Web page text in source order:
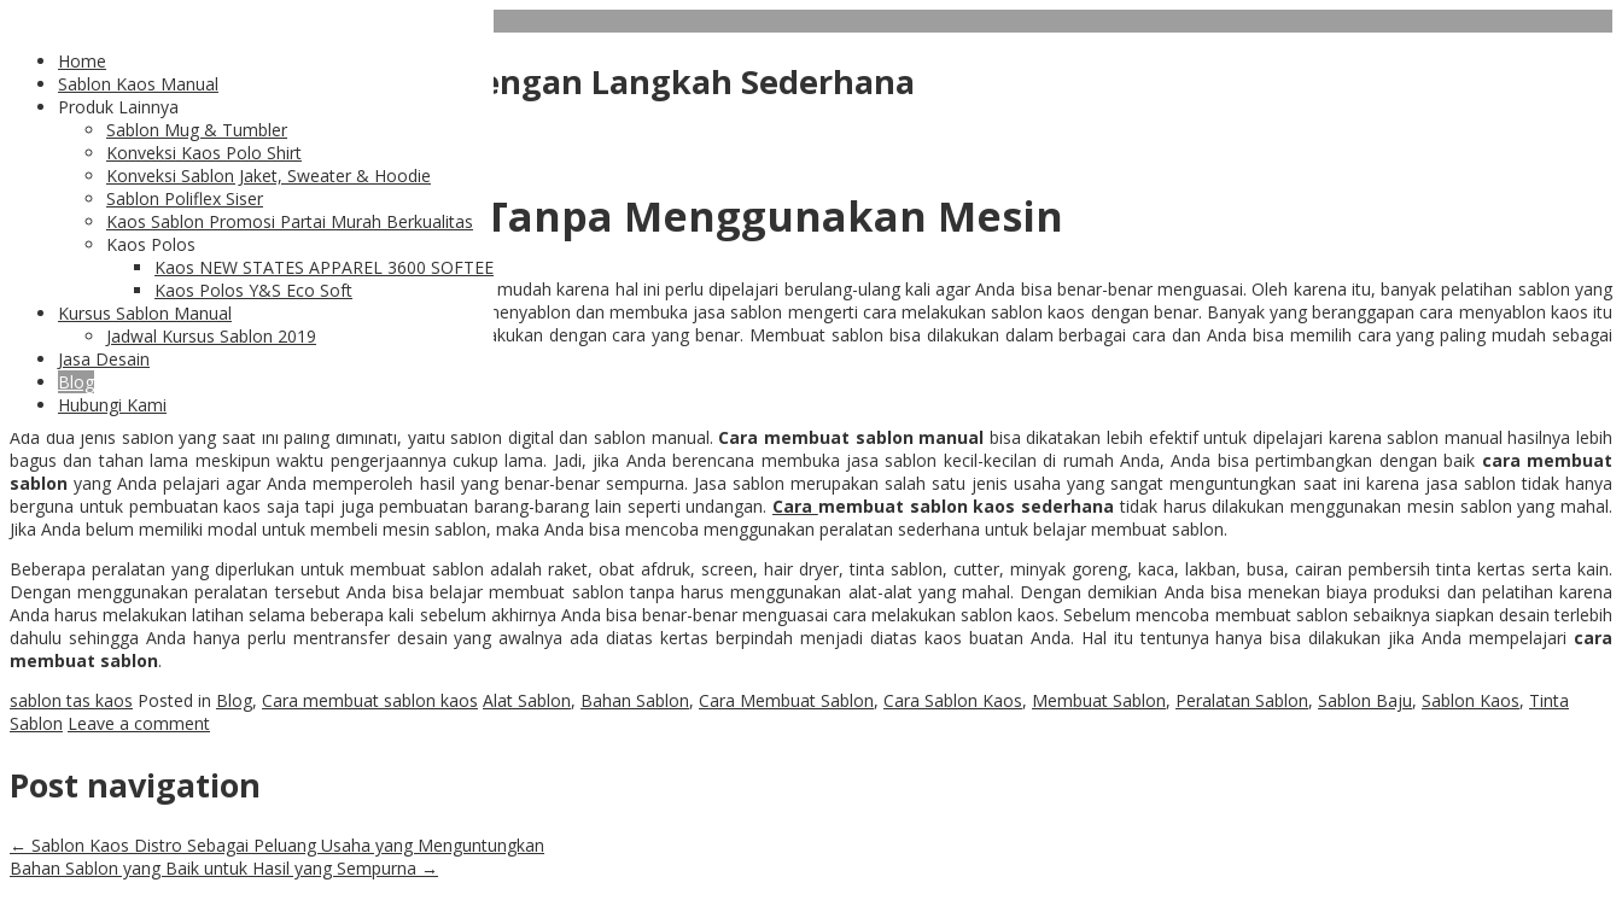
Home
Sablon Kaos Manual
Produk Lainnya
Sablon Mug & Tumbler
Konveksi Kaos Polo Shirt
Konveksi Sablon Jaket, Sweater & Hoodie
Sablon Poliflex Siser
Kaos Sablon Promosi Partai Murah Berkualitas
Kaos Polos
Kaos NEW STATES APPAREL 3600 SOFTEE
Kaos Polos Y&S Eco Soft
Kursus Sablon Manual
Jadwal Kursus Sablon 2019
Jasa Desain
Blog
Hubungi Kami
Cara Membuat Sablon Kaos dengan Langkah Sederhana
Cara Membuat Sablon Tanpa Menggunakan Mesin
Cara membuat sablon kaossebenarnya bukanlah hal yang mudah karena hal ini perlu dipelajari berulang-ulang kali agar Anda bisa benar-benar menguasai. Oleh karena itu, banyak pelatihan sablon yang
saat ini tersedia untuk membantu mereka yang ingin belajar menyablon dan membuka jasa sablon mengerti cara melakukan sablon kaos dengan benar. Banyak yang beranggapan cara menyablon kaos itu
sulit padahal hal ini bisa dilakukan dengan mudah asalkan dilakukan dengan cara yang benar. Membuat sablon bisa dilakukan dalam berbagai cara dan Anda bisa memilih cara yang paling mudah sebagai
permulaan.
Ada dua jenis sablon yang saat ini paling diminati, yaitu sablon digital dan sablon manual. Cara membuat sablon manual bisa dikatakan lebih efektif untuk dipelajari karena sablon manual hasilnya lebih
bagus dan tahan lama meskipun waktu pengerjaannya cukup lama. Jadi, jika Anda berencana membuka jasa sablon kecil-kecilan di rumah Anda, Anda bisa pertimbangkan dengan baik cara membuat
sablon yang Anda pelajari agar Anda memperoleh hasil yang benar-benar sempurna. Jasa sablon merupakan salah satu jenis usaha yang sangat menguntungkan saat ini karena jasa sablon tidak hanya
berguna untuk pembuatan kaos saja tapi juga pembuatan barang-barang lain seperti undangan. Cara membuat sablon kaos sederhana tidak harus dilakukan menggunakan mesin sablon yang mahal.
Jika Anda belum memiliki modal untuk membeli mesin sablon, maka Anda bisa mencoba menggunakan peralatan sederhana untuk belajar membuat sablon.
Beberapa peralatan yang diperlukan untuk membuat sablon adalah raket, obat afdruk, screen, hair dryer, tinta sablon, cutter, minyak goreng, kaca, lakban, busa, cairan pembersih tinta kertas serta kain.
Dengan menggunakan peralatan tersebut Anda bisa belajar membuat sablon tanpa harus menggunakan alat-alat yang mahal. Dengan demikian Anda bisa menekan biaya produksi dan pelatihan karena
Anda harus melakukan latihan selama beberapa kali sebelum akhirnya Anda bisa benar-benar menguasai cara melakukan sablon kaos. Sebelum mencoba membuat sablon sebaiknya siapkan desain terlebih
dahulu sehingga Anda hanya perlu mentransfer desain yang awalnya ada diatas kertas berpindah menjadi diatas kaos buatan Anda. Hal itu tentunya hanya bisa dilakukan jika Anda mempelajari cara
membuat sablon.
sablon tas kaos Posted in Blog, Cara membuat sablon kaos Alat Sablon, Bahan Sablon, Cara Membuat Sablon, Cara Sablon Kaos, Membuat Sablon, Peralatan Sablon, Sablon Baju, Sablon Kaos, Tinta
Sablon Leave a comment
Post navigation
← Sablon Kaos Distro Sebagai Peluang Usaha yang Menguntungkan
Bahan Sablon yang Baik untuk Hasil yang Sempurna →